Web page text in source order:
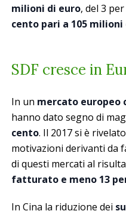
milioni di euro, del 3
cento pari a 105 milioni
SDF cresce in
In un mercato europeo
hanno dato segno di
cento. Il 2017 si è
motivazioni derivanti da
di questi mercati al
fatturato e meno 13 per
In Cina la riduzione dei